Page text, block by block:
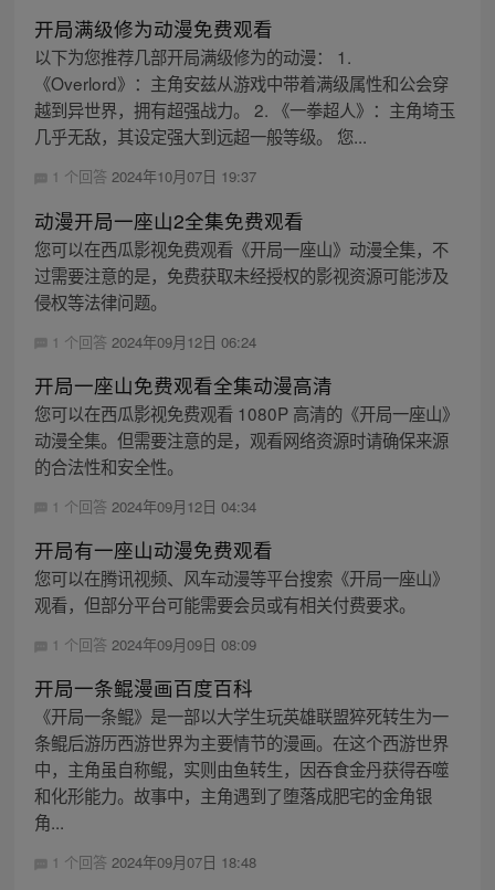
开局满级修为动漫免费观看
以下为您推荐几部开局满级修为的动漫： 1.
《Overlord》：主角安兹从游戏中带着满级属性和公会穿
越到异世界，拥有超强战力。 2. 《一拳超人》：主角埼玉
几乎无敌，其设定强大到远超一般等级。 您...
1 个回答 2024年10月07日 19:37
动漫开局一座山2全集免费观看
您可以在西瓜影视免费观看《开局一座山》动漫全集，不
过需要注意的是，免费获取未经授权的影视资源可能涉及
侵权等法律问题。
1 个回答 2024年09月12日 06:24
开局一座山免费观看全集动漫高清
您可以在西瓜影视免费观看 1080P 高清的《开局一座山》
动漫全集。但需要注意的是，观看网络资源时请确保来源
的合法性和安全性。
1 个回答 2024年09月12日 04:34
开局有一座山动漫免费观看
您可以在腾讯视频、风车动漫等平台搜索《开局一座山》
观看，但部分平台可能需要会员或有相关付费要求。
1 个回答 2024年09月09日 08:09
开局一条鲲漫画百度百科
《开局一条鲲》是一部以大学生玩英雄联盟猝死转生为一
条鲲后游历西游世界为主要情节的漫画。在这个西游世界
中，主角虽自称鲲，实则由鱼转生，因吞食金丹获得吞噬
和化形能力。故事中，主角遇到了堕落成肥宅的金角银
角...
1 个回答 2024年09月07日 18:48